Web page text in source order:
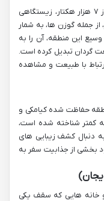
منطقه حفاظت شده کنتال، با مساحتی بیش از ۷ هزار هکتار، زیستگاهی
جمله گوزن ها، به شمار
این منطقه، آن را به
گردان تبدیل کرده است.
با طبیعت و مشاهده
بیش از ۱۵ متر، در منطقه حفاظت شده کیامکی و
کمتر شناخته شده است،
دنبال کشف زیبایی های
بخشی از جذابیت سفر به
و خانه هایی که سقف یکی